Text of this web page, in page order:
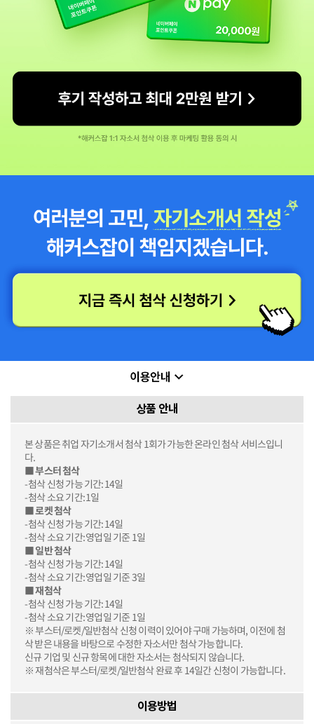
상품 안내
본 상품은 취업 자기소개서 첨삭 1회가 가능한 온라인 첨삭 서비스입니
다.
■ 부스터 첨삭
-첨삭 신청 가능 기간: 14일
-첨삭 소요 기간: 1일
■ 로켓 첨삭
-첨삭 신청 가능 기간: 14일
-첨삭 소요 기간: 영업일 기준 1일
■ 일반 첨삭
-첨삭 신청 가능 기간: 14일
-첨삭 소요 기간: 영업일 기준 3일
■ 재첨삭
-첨삭 신청 가능 기간: 14일
-첨삭 소요 기간: 영업일 기준 1일
※ 부스터/로켓/일반첨삭 신청 이력이 있어야 구매 가능하며, 이전에 첨
삭 받은 내용을 바탕으로 수정한 자소서만 첨삭 가능합니다.
신규 기업 및 신규 항목에 대한 자소서는 첨삭되지 않습니다.
※ 재첨삭은 부스터/로켓/일반첨삭 완료 후 14일간 신청이 가능합니다.
이용방법